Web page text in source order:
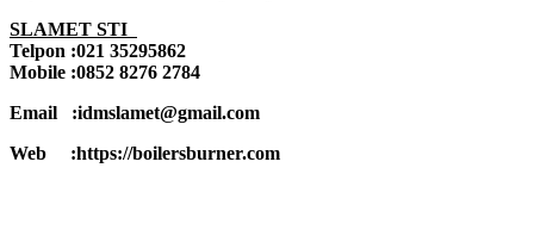
SLAMET STI
Telpon :021 35295862
Mobile :0852 8276 2784
Email :idmslamet@gmail.com
Web :https://boilersburner.com